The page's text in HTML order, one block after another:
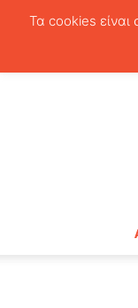
Τα cookies είναι